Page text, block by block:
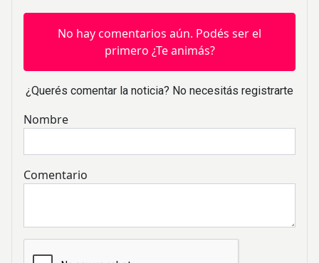
No hay comentarios aún. Podés ser el
primero ¿Te animás?
¿Querés comentar la noticia? No necesitás registrarte
Nombre
Comentario